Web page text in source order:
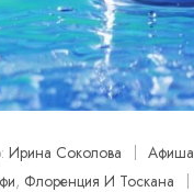
Ирина Соколова Афиша
, Флоренция И Тоскана